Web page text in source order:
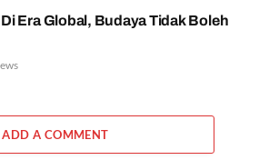
Era Global, Budaya Tidak Boleh
ADD A COMMENT